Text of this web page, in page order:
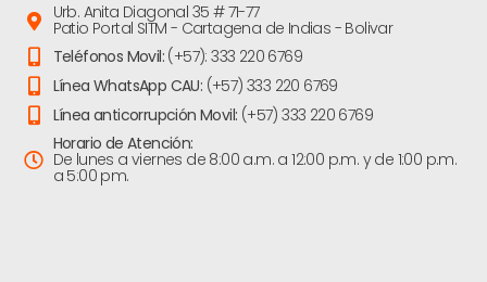
Urb. Anita Diagonal 35 # 71-77
Patio Portal SITM - Cartagena de Indias - Bolivar
Teléfonos Movil: (+57): 333 220 6769
Línea WhatsApp CAU: (+57) 333 220 6769
Línea anticorrupción Movil: (+57) 333 220 6769
Horario de Atención:
De lunes a viernes de 8:00 a.m. a 12:00 p.m. y de 1:00 p.m.
a 5:00 pm.